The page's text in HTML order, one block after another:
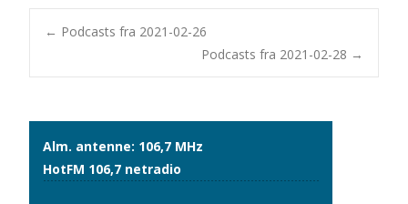
Post
← Podcasts fra 2021-02-26
Podcasts fra 2021-02-28 →
Alm. antenne: 106,7 MHz
HotFM 106,7 netradio